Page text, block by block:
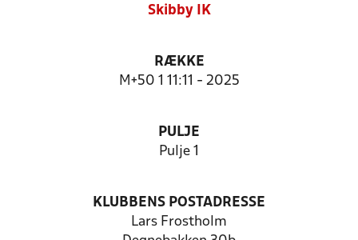
Skibby IK
RÆKKE
M+50 1 11:11 - 2025
PULJE
Pulje 1
KLUBBENS POSTADRESSE
Lars Frostholm